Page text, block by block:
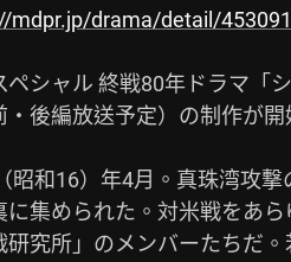
mdpr.jp/drama/detail/
ペシャル 終戦80年ドラマ「
・後編放送予定）の制作が
昭和16）年4月。真珠湾攻
に集められた。対米戦をあ
研究所」のメンバーたちだ